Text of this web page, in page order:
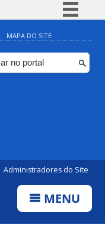
Simplifique!
Comunica BR
Participe
MAPA DO SITE
Administradores do Site
MENU